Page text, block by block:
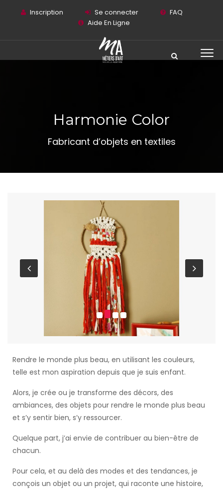
Inscription Se connecter
FAQ
Aide En Ligne
Harmonie Color
Fabricant d’objets en textiles
Rendre le monde plus beau, en utilisant les couleurs,
telle est mon aspiration depuis que je suis enfant.
Alors, je crée ou je transforme des décors, des
ambiances, des objets pour rendre le monde plus beau
et s’y sentir bien, s’y ressourcer.
Quelque part, j’ai envie de contribuer au bien-être de
chacun.
Pour cela, et au delà des modes et des tendances, je
conçois un objet ou un projet, qui raconte une histoire,